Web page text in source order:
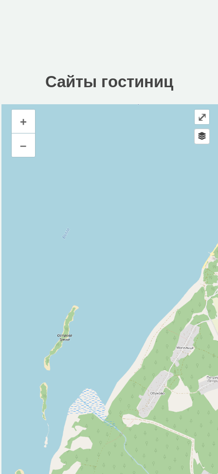
Сайты гостиниц
Инфраструктура
Исторические объекты
+
–
⤢